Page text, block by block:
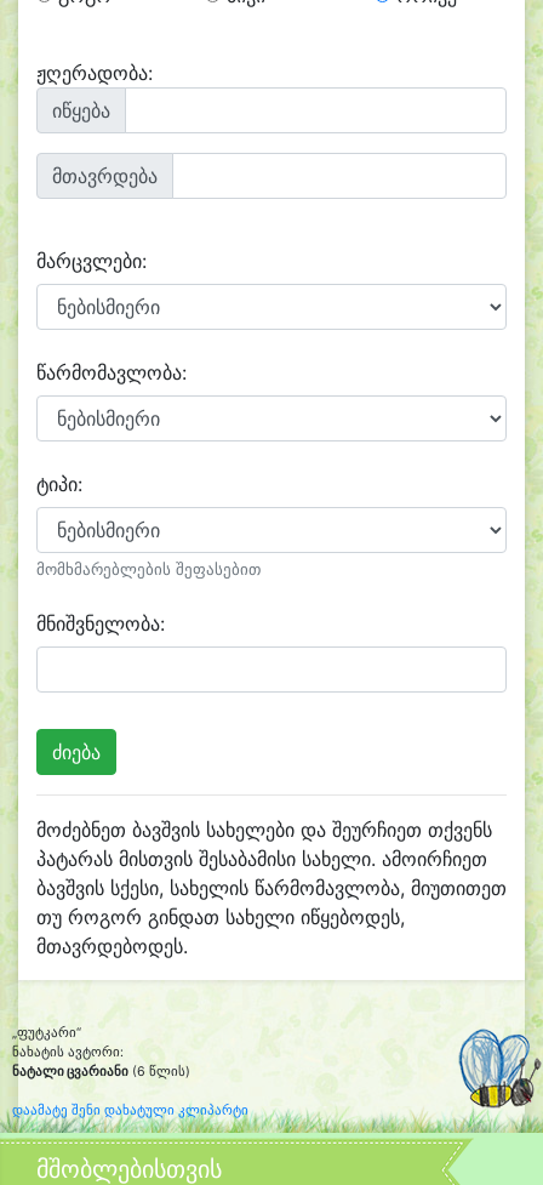
ჟღერადობა:
იწყება
მთავრდება
მარცვლები:
წარმომავლობა:
ტიპი:
მომხმარებლების შეფასებით
მნიშვნელობა:
მოძებნეთ ბავშვის სახელები და შეურჩიეთ თქვენს
პატარას მისთვის შესაბამისი სახელი. ამოირჩიეთ
ბავშვის სქესი, სახელის წარმომავლობა, მიუთითეთ
თუ როგორ გინდათ სახელი იწყებოდეს,
მთავრდებოდეს.
„ფუტკარი“
ნახატის ავტორი:
ნატალი ცვარიანი (6 წლის)
დაამატე შენი დახატული კლიპარტი
მშობლებისთვის